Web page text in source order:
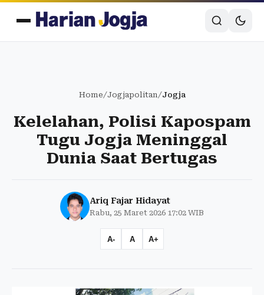
Home/Jogjapolitan/Jogja
Kelelahan, Polisi Kapospam
Tugu Jogja Meninggal
Dunia Saat Bertugas
Ariq Fajar Hidayat
Rabu, 25 Maret 2026 17:02 WIB
A- A A+